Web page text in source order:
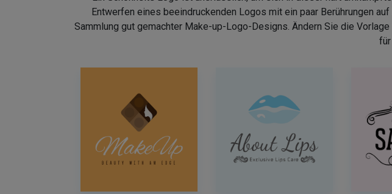
Entwerfen eines beeindruckenden Logos mit ein paar Berührungen
Sammlung gut gemachter Make-up-Logo-Designs. Ändern Sie die